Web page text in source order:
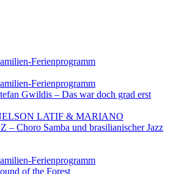
Ferienprogramm
Ferienprogramm
Gwildis – Das war doch grad erst
LATIF & MARIANO
– Choro Samba und brasilianischer Jazz
Ferienprogramm
of the Forest